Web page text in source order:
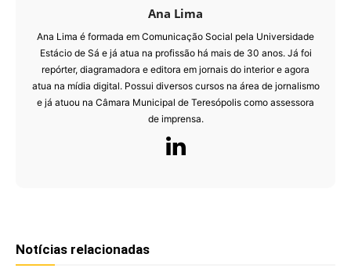
Ana Lima
Ana Lima é formada em Comunicação Social pela Universidade
Estácio de Sá e já atua na profissão há mais de 30 anos. Já foi
repórter, diagramadora e editora em jornais do interior e agora
atua na mídia digital. Possui diversos cursos na área de jornalismo
e já atuou na Câmara Municipal de Teresópolis como assessora
de imprensa.
Notícias relacionadas